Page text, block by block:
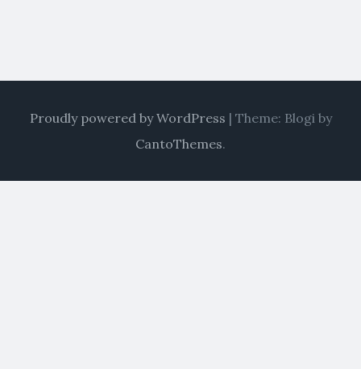
Proudly powered by WordPress | Theme: Blogi by
CantoThemes.